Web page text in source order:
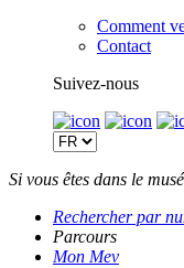
Comment
Contact
Suivez-nous
Si vous êtes dans le
Rechercher par
Parcours
Mon Mev